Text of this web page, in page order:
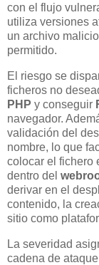
con el flujo
utiliza versiones
un archivo
permitido.
El riesgo se
ficheros no
PHP y conseguir
navegador.
validación del
nombre, lo que
colocar el fichero
dentro del
derivar en el
contenido, la
sitio como
La severidad
cadena de